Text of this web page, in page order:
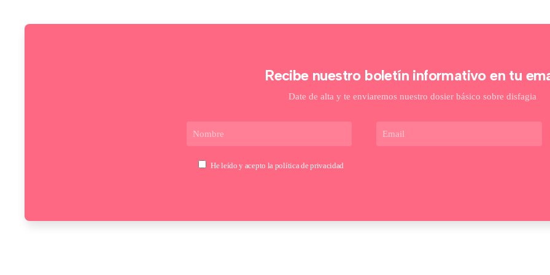
Recibe nuestro boletín informativo en tu
Date de alta y te enviaremos nuestro dosier básico sobre disfagia
He leído y acepto la política de privacidad